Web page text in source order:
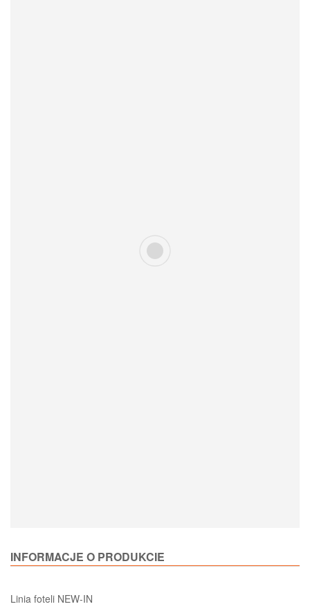
INFORMACJE O PRODUKCIE
Linia foteli NEW-IN